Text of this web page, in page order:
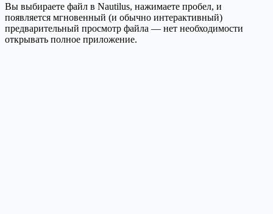
Вы выбираете файл в Nautilus, нажимаете пробел, и
появляется мгновенный (и обычно интерактивный)
предварительный просмотр файла — нет необходимости
открывать полное приложение.